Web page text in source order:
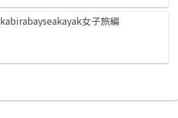
kabirabayseakayak女子旅編